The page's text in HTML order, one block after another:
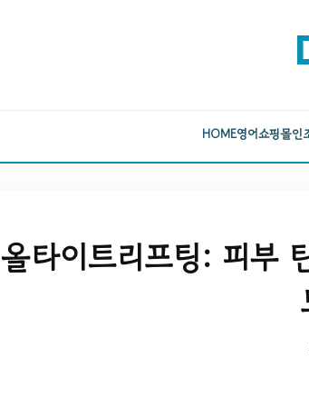
HOME영어쇼핑몰인
올타이트리프팅: 피부